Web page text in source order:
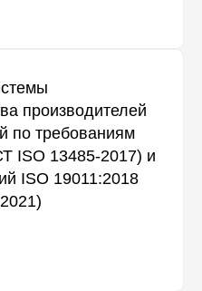
производителей
по требованиям
ISO 13485-2017) и
ISO 19011:2018